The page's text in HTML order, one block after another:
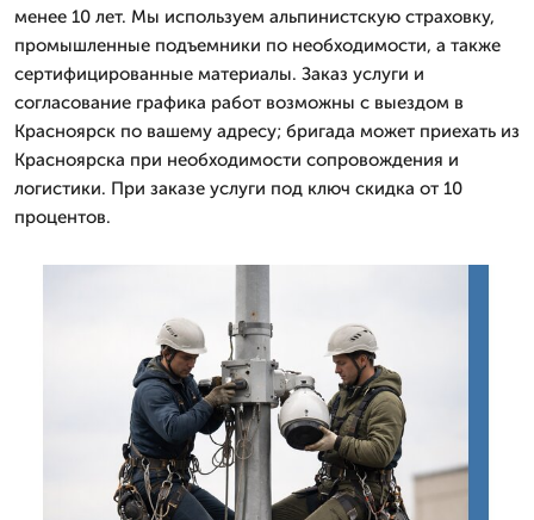
менее 10 лет. Мы используем альпинистскую страховку,
промышленные подъемники по необходимости, а также
сертифицированные материалы. Заказ услуги и
согласование графика работ возможны с выездом в
Красноярск по вашему адресу; бригада может приехать из
Красноярска при необходимости сопровождения и
логистики. При заказе услуги под ключ скидка от 10
процентов.